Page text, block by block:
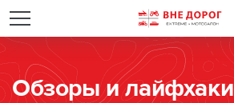
Обзоры и лайфхаки